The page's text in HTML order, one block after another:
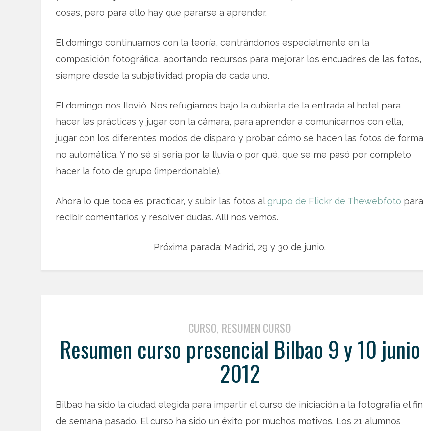
cosas, pero para ello hay que pararse a aprender.
El domingo continuamos con la teoría, centrándonos especialmente en la
composición fotográfica, aportando recursos para mejorar los encuadres de las fotos,
siempre desde la subjetividad propia de cada uno.
El domingo nos llovió. Nos refugiamos bajo la cubierta de la entrada al hotel para
hacer las prácticas y jugar con la cámara, para aprender a comunicarnos con ella,
jugar con los diferentes modos de disparo y probar cómo se hacen las fotos de forma
no automática. Y no sé si sería por la lluvia o por qué, que se me pasó por completo
hacer la foto de grupo (imperdonable).
Ahora lo que toca es practicar, y subir las fotos al grupo de Flickr de Thewebfoto para
recibir comentarios y resolver dudas. Allí nos vemos.
Próxima parada: Madrid, 29 y 30 de junio.
CURSO, RESUMEN CURSO
Resumen curso presencial Bilbao 9 y 10 junio
2012
Bilbao ha sido la ciudad elegida para impartir el curso de iniciación a la fotografía el fin
de semana pasado. El curso ha sido un éxito por muchos motivos. Los 21 alumnos